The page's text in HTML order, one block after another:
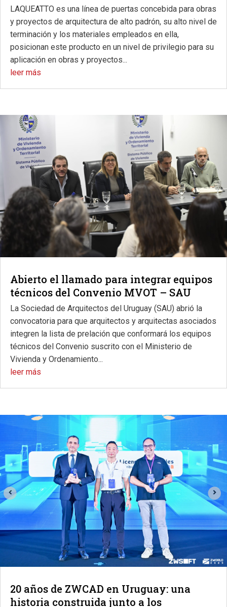
LAQUEATTO es una línea de puertas concebida para obras
y proyectos de arquitectura de alto padrón, su alto nivel de
terminación y los materiales empleados en ella,
posicionan este producto en un nivel de privilegio para su
aplicación en obras y proyectos...
leer más
Abierto el llamado para integrar equipos
técnicos del Convenio MVOT – SAU
La Sociedad de Arquitectos del Uruguay (SAU) abrió la
convocatoria para que arquitectos y arquitectas asociados
integren la lista de prelación que conformará los equipos
técnicos del Convenio suscrito con el Ministerio de
Vivienda y Ordenamiento...
leer más
20 años de ZWCAD en Uruguay: una
historia construida junto a los